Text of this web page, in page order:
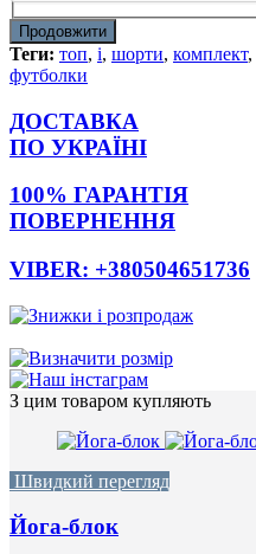
Продовжити
Теги: топ, і, шорти, комплект,
футболки
ДОСТАВКА
ПО УКРАЇНІ
100% ГАРАНТІЯ
ПОВЕРНЕННЯ
VIBER: +380504651736
З цим товаром купляють
Швидкий перегляд
Йога-блок